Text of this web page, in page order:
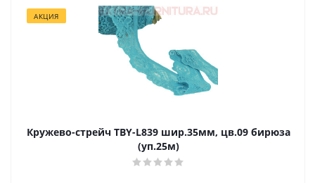
АКЦИЯ
Кружево-стрейч TBY-L839 шир.35мм, цв.09 бирюза
(уп.25м)